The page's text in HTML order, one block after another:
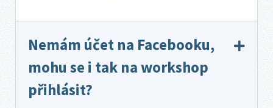
Nemám účet na Facebooku,
mohu se i tak na workshop
přihlásit?​